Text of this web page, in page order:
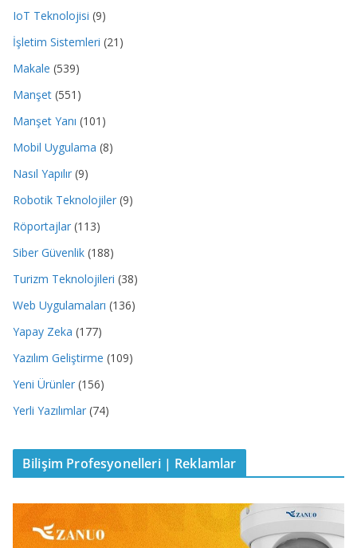
IoT Teknolojisi (9)
İşletim Sistemleri (21)
Makale (539)
Manşet (551)
Manşet Yanı (101)
Mobil Uygulama (8)
Nasıl Yapılır (9)
Robotik Teknolojiler (9)
Röportajlar (113)
Siber Güvenlik (188)
Turizm Teknolojileri (38)
Web Uygulamaları (136)
Yapay Zeka (177)
Yazılım Geliştirme (109)
Yeni Ürünler (156)
Yerli Yazılımlar (74)
Bilişim Profesyonelleri | Reklamlar